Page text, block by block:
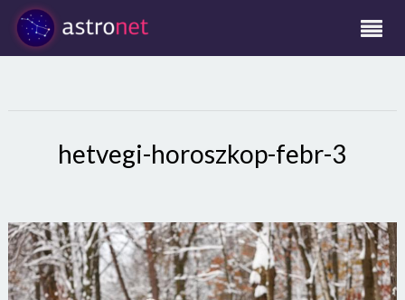
hetvegi-horoszkop-febr-3